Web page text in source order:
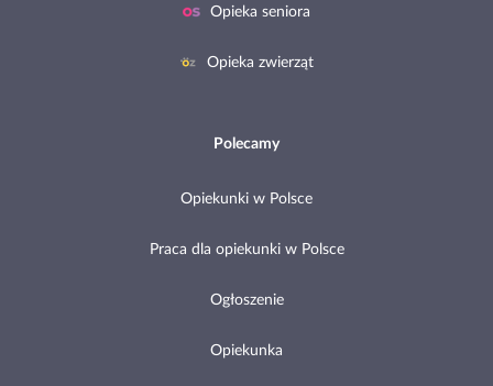
Opieka seniora
Opieka zwierząt
Polecamy
Opiekunki w Polsce
Praca dla opiekunki w Polsce
Ogłoszenie
Opiekunka